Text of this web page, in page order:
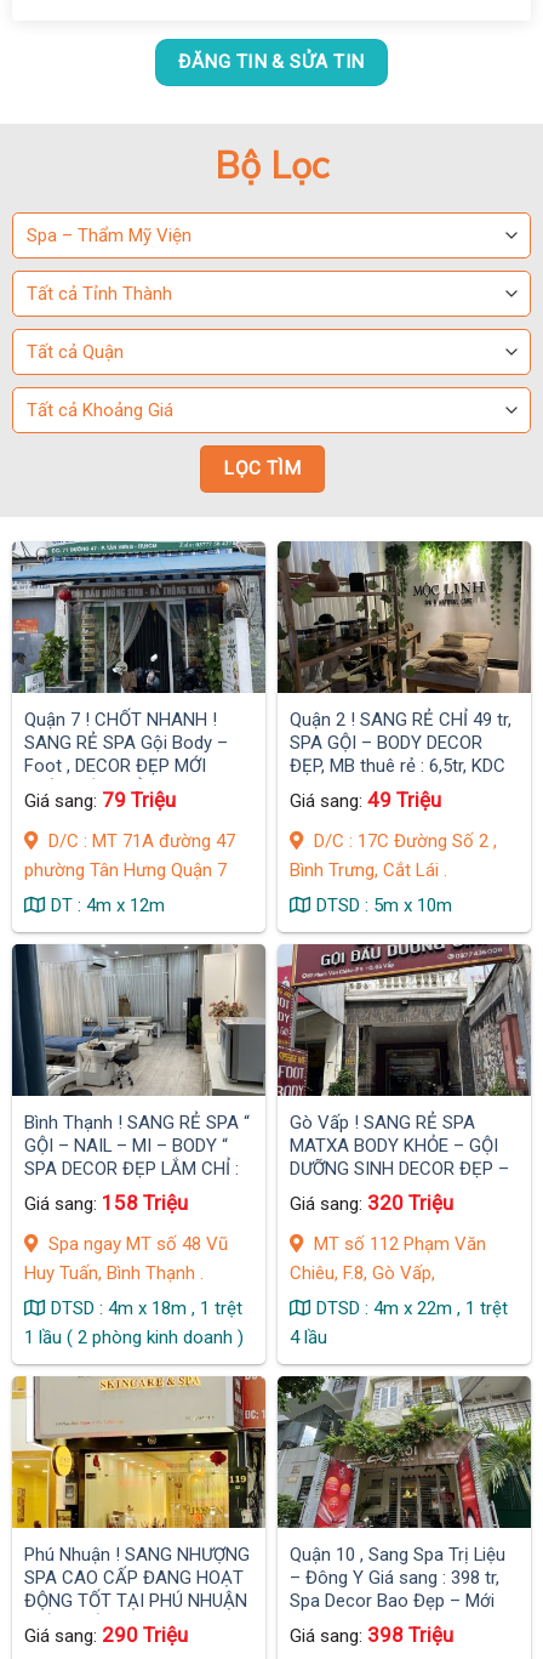
ĐĂNG TIN & SỬA TIN
Bộ Lọc
Quận 7 ! CHỐT NHANH !
SANG RẺ SPA Gội Body –
Foot , DECOR ĐẸP MỚI
TOÀN BỘ , CHỈ 79 tr , MB :
10 tr, MT đường kinh doanh
vị trí đẹp .
Giá sang: 79 Triệu
D/C : MT 71A đường 47
phường Tân Hưng Quận 7
DT : 4m x 12m
Quận 2 ! SANG RẺ CHỈ 49 tr,
SPA GỘI – BODY DECOR
ĐẸP, MB thuê rẻ : 6,5tr, KDC
Cắt Lái dân cư đông .
Giá sang: 49 Triệu
D/C : 17C Đường Số 2 ,
Bình Trưng, Cắt Lái .
DTSD : 5m x 10m
Bình Thạnh ! SANG RẺ SPA “
GỘI – NAIL – MI – BODY “
SPA DECOR ĐẸP LẮM CHỈ :
158 tr , MB thuê : 25 tr , Spa
5 Giường 2 Ghế Mi , Ngay
Khu CC Miếu Nổi sầm uất .
Giá sang: 158 Triệu
Spa ngay MT số 48 Vũ
Huy Tuấn, Bình Thạnh .
DTSD : 4m x 18m , 1 trệt
1 lầu ( 2 phòng kinh doanh )
Gò Vấp ! SANG RẺ SPA
MATXA BODY KHỎE – GỘI
DƯỠNG SINH DECOR ĐẸP –
SỊN MB thuê : 30 tr , Spa Có
6 phòng 11 Giường , Ghế
Foot và 2 phòng xông.
Giá sang: 320 Triệu
MT số 112 Phạm Văn
Chiêu, F.8, Gò Vấp,
DTSD : 4m x 22m , 1 trệt
4 lầu
Phú Nhuận ! SANG NHƯỢNG
SPA CAO CẤP ĐANG HOẠT
ĐỘNG TỐT TẠI PHÚ NHUẬN
GIÁP QUẬN 1
Giá sang: 290 Triệu
Quận 10 , Sang Spa Trị Liệu
– Đông Y Giá sang : 398 tr,
Spa Decor Bao Đẹp – Mới
Khu Vip Trung Tâm
Giá sang: 398 Triệu